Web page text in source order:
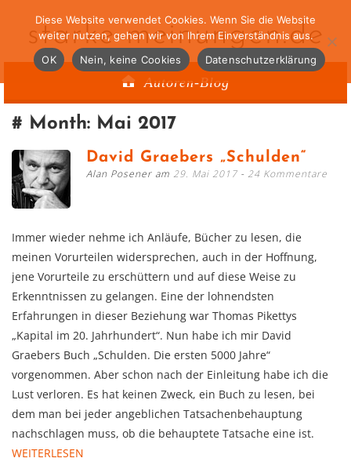
starke-meinungen.de
Autoren-Blog
Month: Mai 2017
David Graebers „Schulden“
Alan Posener am 29. Mai 2017 24 Kommentare
Immer wieder nehme ich Anläufe, Bücher zu lesen, die
meinen Vorurteilen widersprechen, auch in der Hoffnung,
jene Vorurteile zu erschüttern und auf diese Weise zu
Erkenntnissen zu gelangen. Eine der lohnendsten
Erfahrungen in dieser Beziehung war Thomas Pikettys
„Kapital im 20. Jahrhundert“. Nun habe ich mir David
Graebers Buch „Schulden. Die ersten 5000 Jahre“
vorgenommen. Aber schon nach der Einleitung habe ich die
Lust verloren. Es hat keinen Zweck, ein Buch zu lesen, bei
dem man bei jeder angeblichen Tatsachenbehauptung
nachschlagen muss, ob die behauptete Tatsache eine ist.
WEITERLESEN
Diese Website verwendet Cookies. Wenn Sie die Website
weiter nutzen, gehen wir von Ihrem Einverständnis aus.
OK
Nein, keine Cookies Datenschutzerklärung